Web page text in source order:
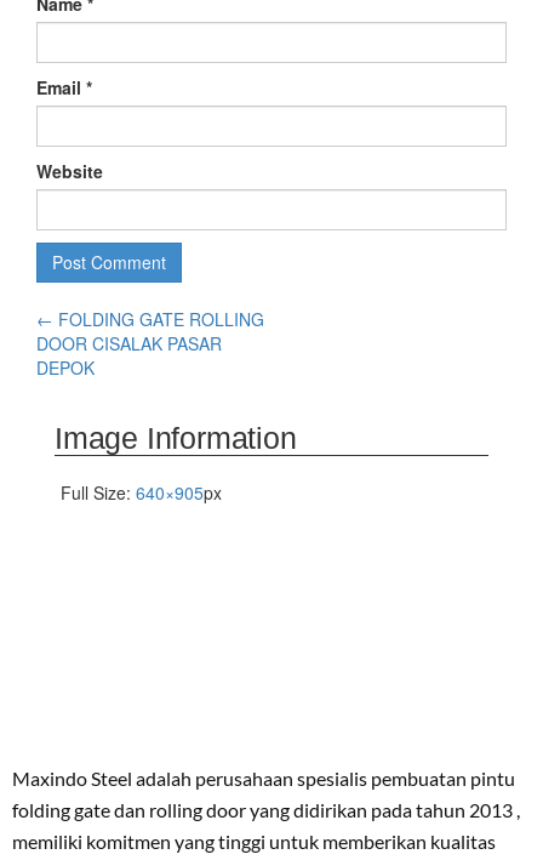
Email *
Website
← FOLDING GATE ROLLING
DOOR CISALAK PASAR
DEPOK
Image Information
Full Size: 640×905px
Maxindo Steel adalah perusahaan spesialis pembuatan pintu
folding gate dan rolling door yang didirikan pada tahun 2013 ,
memiliki komitmen yang tinggi untuk memberikan kualitas